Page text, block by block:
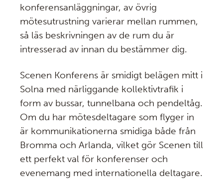
konferensanläggningar, av övrig
mötesutrustning varierar mellan rummen,
så läs beskrivningen av de rum du är
intresserad av innan du bestämmer dig.
Scenen Konferens är smidigt belägen mitt i
Solna med närliggande kollektivtrafik i
form av bussar, tunnelbana och pendeltåg.
Om du har mötesdeltagare som flyger in
är kommunikationerna smidiga både från
Bromma och Arlanda, vilket gör Scenen till
ett perfekt val för konferenser och
evenemang med internationella deltagare.